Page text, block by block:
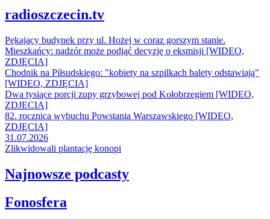
radioszczecin.tv
Pękający budynek przy ul. Hożej w coraz gorszym stanie.
Mieszkańcy: nadzór może podjąć decyzję o eksmisji [WIDEO,
ZDJĘCIA]
Chodnik na Piłsudskiego: "kobiety na szpilkach balety odstawiają"
[WIDEO, ZDJĘCIA]
Dwa tysiące porcji zupy grzybowej pod Kołobrzegiem [WIDEO,
ZDJECIA]
82. rocznica wybuchu Powstania Warszawskiego [WIDEO,
ZDJĘCIA]
31.07.2026
Zlikwidowali plantację konopi
Najnowsze podcasty
Fonosfera